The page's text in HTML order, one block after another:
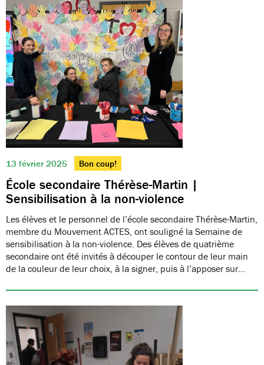
13 février 2025 Bon coup!
École secondaire Thérèse-Martin |
Sensibilisation à la non-violence
Les élèves et le personnel de l’école secondaire Thérèse-Martin,
membre du Mouvement ACTES, ont souligné la Semaine de
sensibilisation à la non-violence. Des élèves de quatrième
secondaire ont été invités à découper le contour de leur main
de la couleur de leur choix, à la signer, puis à l’apposer sur…